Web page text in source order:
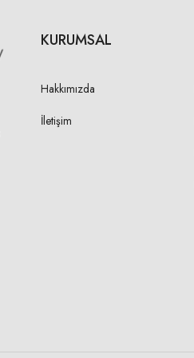
KURUMSAL
Hakkımızda
İletişim